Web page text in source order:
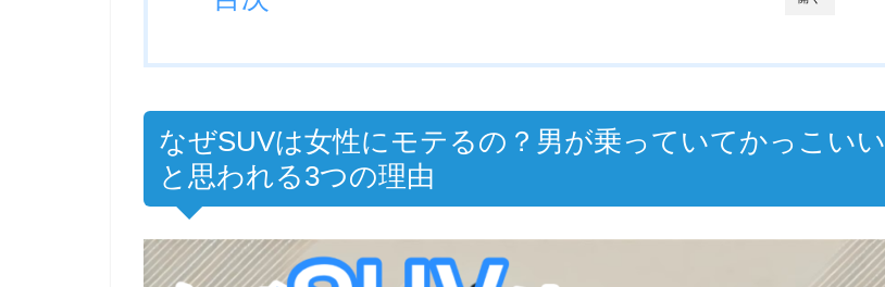
なぜSUVは女性にモテるの？男が乗っていてかっこいい
と思われる3つの理由